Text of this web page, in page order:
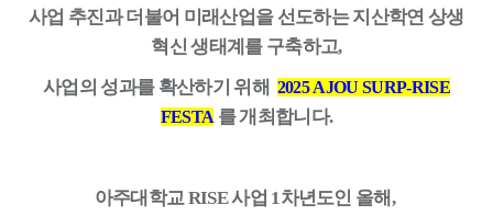
사업 추진과 더불어 미래산업을 선도하는 지산학연 상생
혁신 생태계를 구축하고,
사업의 성과를 확산하기 위해 2025 AJOU SURP-RISE
FESTA를 개최합니다.
아주대학교 RISE 사업 1차년도인 올해,